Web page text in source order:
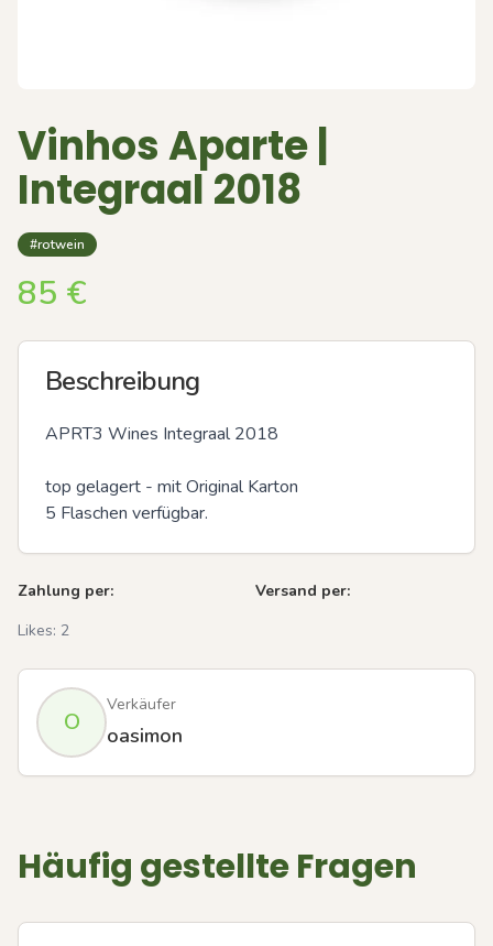
Vinhos Aparte |
Integraal 2018
#rotwein
85 €
Beschreibung
APRT3 Wines Integraal 2018
top gelagert - mit Original Karton
5 Flaschen verfügbar.
Zahlung per:
Versand per:
Likes: 2
O
Verkäufer
oasimon
Häufig gestellte Fragen